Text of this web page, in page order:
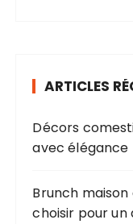
e
p
u
r
ARTICLES
Décors
avec élégance​
Brunch
choisir pour